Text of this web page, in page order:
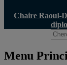
Chaire Raoul-
Menu